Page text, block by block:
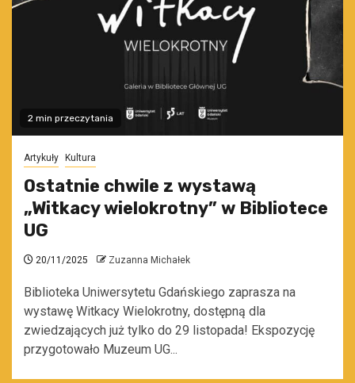
2 min przeczytania
Artykuły Kultura
Ostatnie chwile z wystawą
„Witkacy wielokrotny” w Bibliotece
UG
20/11/2025 Zuzanna Michałek
Biblioteka Uniwersytetu Gdańskiego zaprasza na
wystawę Witkacy Wielokrotny, dostępną dla
zwiedzających już tylko do 29 listopada! Ekspozycję
przygotowało Muzeum UG...